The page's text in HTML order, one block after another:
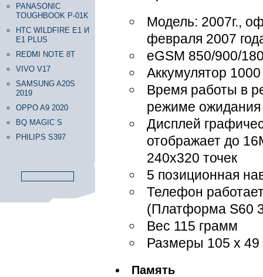
PANASONIC
TOUGHBOOK P-01K
HTC WILDFIRE E1 И
E1 PLUS
REDMI NOTE 8T
VIVO V17
SAMSUNG A20S
2019
OPPO A9 2020
BQ MAGIC S
PHILIPS S397
Модель: 2007г.,
февраля 2007
eGSM 850/900/
Аккумулятор
Время работы в
режиме ожидания
Дисплей
отображает до
240х320 точек
5 позиционная
Телефон
(Платформа S60
Вес 115 грамм
Размеры 105 x
Память